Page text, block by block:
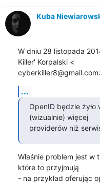
Kuba
W dniu 28 listopada
Killer' Korpalski <
...
OpenID będzie
(wizualnie) więcej
providerów niż
Właśnie problem jest w
które to przyjmują
- na przykład oferując